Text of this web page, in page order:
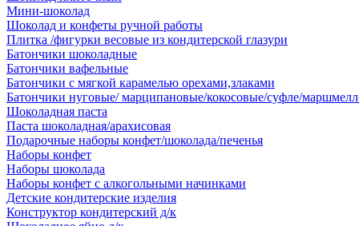
Мини-шоколад
Шоколад и конфеты ручной работы
Плитка /фигурки весовые из кондитерской глазури
Батончики шоколадные
Батончики вафельные
Батончики с мягкой карамелью орехами,злаками
Батончики нуговые/ марципановые/кокосовые/суфле/
Шоколадная паста
Паста шоколадная/арахисовая
Подарочные наборы конфет/шоколада/печенья
Наборы конфет
Наборы шоколада
Наборы конфет с алкогольными начинками
Детские кондитерские изделия
Конструктор кондитерский д/к